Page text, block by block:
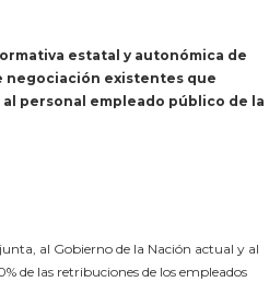
estatal y autonómica de
negociación existentes que
personal empleado público de la
al Gobierno de la Nación actual y al
de las retribuciones de los empleados